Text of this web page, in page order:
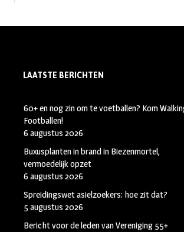
LAATSTE BERICHTEN
60+ en nog zin om te voetballen? Kom
Footballen!
6 augustus 2026
Buxusplanten in brand in Biezenmortel,
vermoedelijk opzet
6 augustus 2026
Spreidingswet asielzoekers: hoe zit dat?
5 augustus 2026
Bericht voor de leden van Vereniging 55+